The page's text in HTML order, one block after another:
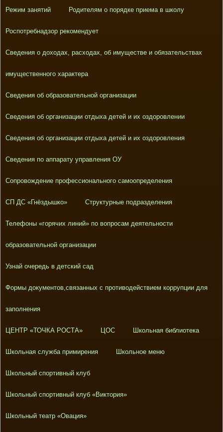
Режим занятий Родителям о порядке приема в школу
Роспотребнадзор рекомендует
Сведения о доходах, расходах, об имуществе и обязательствах
имущественного характера
Сведения об образовательной организации
Сведения об организации отдыха детей и их оздоровлении
Сведения об организации отдыха детей и их оздоровления
Сведения по аппарату управления ОУ
Сопровождение профессионального самоопределения
СП ДС «Гнёздышко» Структурные подразделения
Телефоны «горячих линий» по вопросам деятельности
образовательной организации
Узнай очередь в детский сад
Формы документов,связанных с противодействием коррупции для
заполнения
ЦЕНТР «ТОЧКА РОСТА» ЦОС Школьная библиотека
Школьная служба примирения Школьное меню
Школьный спортивный клуб
Школьный спортивный клуб «Виктория»
Школьный театр «Овация»